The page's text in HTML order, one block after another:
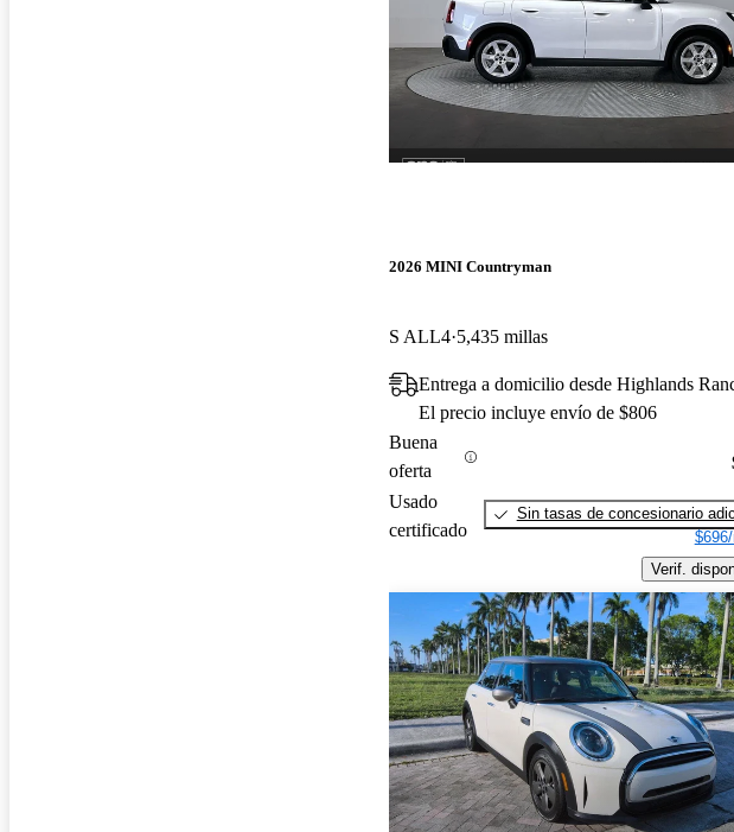
2026 MINI Countryman
S ALL4 5,435 millas
Entrega a domicilio desde Highlands
El precio incluye envío de $806
Buena
oferta
Usado
certificado
Sin tasas de concesionario
Verif.